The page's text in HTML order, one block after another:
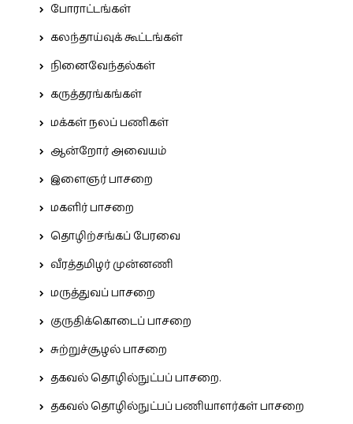
போராட்டங்கள்
கலந்தாய்வுக் கூட்டங்கள்
நினைவேந்தல்கள்
கருத்தரங்கங்கள்
மக்கள் நலப் பணிகள்
ஆன்றோர் அவையம்
இளைஞர் பாசறை
மகளிர் பாசறை
தொழிற்சங்கப் பேரவை
வீரத்தமிழர் முன்னணி
மருத்துவப் பாசறை
குருதிக்கொடைப் பாசறை
சுற்றுச்சூழல் பாசறை
தகவல் தொழில்நுட்பப் பாசறை.
தகவல் தொழில்நுட்பப் பணியாளர்கள் பாசறை